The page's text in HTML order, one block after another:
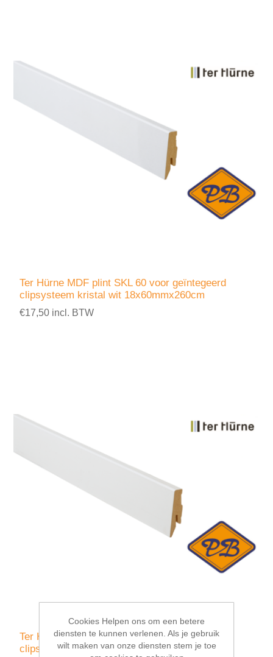
Ter Hürne MDF plint SKL 60 voor geïntegeerd
clipsysteem kristal wit 18x60mmx260cm
€17,50 incl. BTW
Ter Hürne MDF plint SKL 60 voor geïntegeerd
clipsysteem mat wit 18x60mmx260cm
Cookies Helpen ons om een betere
diensten te kunnen verlenen. Als je gebruik
wilt maken van onze diensten stem je toe